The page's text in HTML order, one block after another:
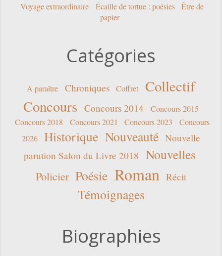
Voyage extraordinaire
Écaille de tortue : poésies
Être de
papier
Catégories
A paraître Chroniques Coffret
Collectif
Concours Concours 2014
Concours 2015
Concours 2018
Concours 2021 Concours 2023
Concours
2026
Historique Nouveauté Nouvelle
parution Salon du Livre 2018 Nouvelles
Policier Poésie Roman Récit
Témoignages
Biographies